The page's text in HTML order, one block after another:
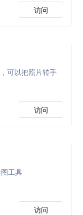
访问
可以把照片转手
访问
工具
访问